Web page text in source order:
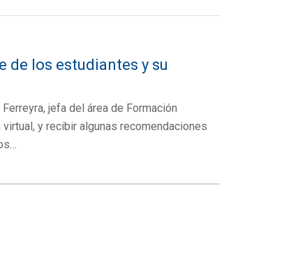
de los estudiantes y su
jefa del área de Formación
y recibir algunas recomendaciones